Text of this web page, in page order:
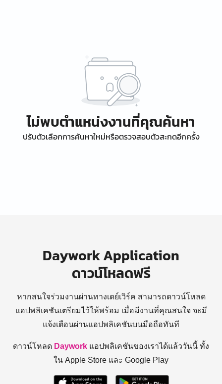
ไม่พบตำแหน่งงานที่คุณค้นหา
ปรับตัวเลือกการค้นหาใหม่หรือตรวจสอบตัวสะกดอีกครั้ง
Daywork Application
ดาวน์โหลดฟรี
หากสนใจร่วมงานผ่านทางเดย์เวิร์ค สามารถดาวน์โหลด
แอปพลิเคชันเตรียมไว้ให้พร้อม เมื่อมีงานที่คุณสนใจ จะมี
แจ้งเตือนผ่านแอปพลิเคชันบนมือถือทันที
ดาวน์โหลด Daywork แอปพลิเคชันของเราได้แล้ววันนี้ ทั้ง
ใน Apple Store และ Google Play